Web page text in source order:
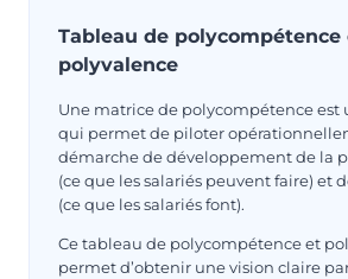
Tableau de polycompétence
polyvalence
Une matrice de polycompétence est
qui permet de piloter
démarche de développement de la
(ce que les salariés peuvent faire) et
(ce que les salariés font).
Ce tableau de polycompétence et
permet d’obtenir une vision claire